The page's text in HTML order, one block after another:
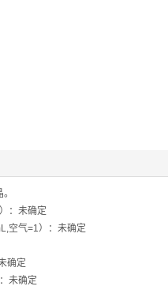
）：未确定
空气=1）：未确定
确定
未确定